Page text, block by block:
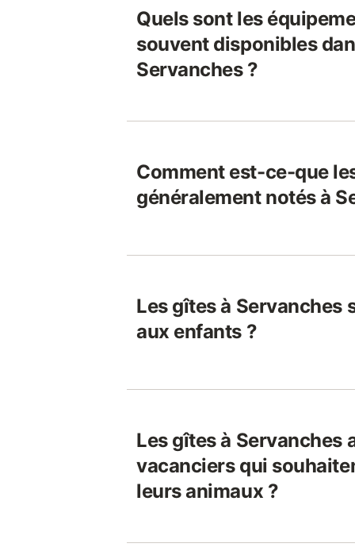
Quels sont les
souvent disponibles
Servanches ?
Comment est-ce-que
généralement notés à
Les gîtes à Servanches
aux enfants ?
Les gîtes à Servanches
vacanciers qui
leurs animaux ?